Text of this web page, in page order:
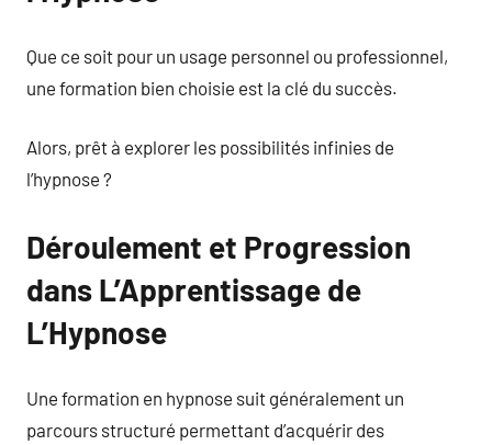
Que ce soit pour un usage personnel ou professionnel,
une formation bien choisie est la clé du succès.
Alors, prêt à explorer les possibilités infinies de
l’hypnose ?
Déroulement et Progression
dans L’Apprentissage de
L’Hypnose
Une formation en hypnose suit généralement un
parcours structuré permettant d’acquérir des